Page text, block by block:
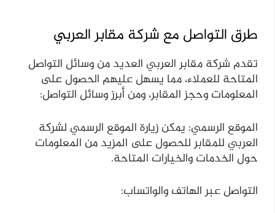
طرق التواصل مع شركة مقابر العربي
تقدم شركة مقابر العربي العديد من وسائل التواصل
المتاحة للعملاء، مما يسهل عليهم الحصول على
المعلومات وحجز المقابر، ومن أبرز وسائل التواصل:
الموقع الرسمي: يمكن زيارة الموقع الرسمي لشركة
العربي للمقابر للحصول على المزيد من المعلومات
حول الخدمات والخيارات المتاحة.
التواصل عبر الهاتف والواتساب: